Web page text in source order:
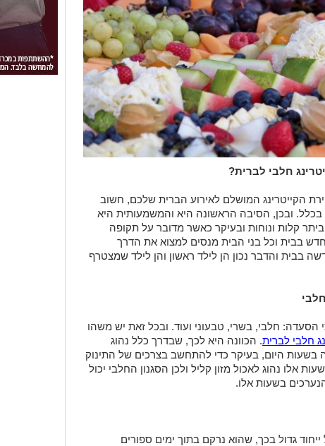
חלבי לברית?
הקייטרינג המושלם לאירוע הברית שלכם, חשוב
בכלל. ובכן, הסיבה הראשונה היא והמשמעותית היא
קלות ונוחות ובעיקר כאשר מדובר על תקופה
בבית וכל בני הבית מנסים למצוא את הדרך
בבית והדבר נכון הן לילד ראשון והן לילד שמצטרף
הסעדה: חלבי, בשרי, טבעוני ועוד. ובכל זאת יש משהו
חלבי לברית. הכוונה היא לכך, שבדרך כלל נהוג
בשעות היום, בעיקר כדי להתחשב בצרכים של התינוק
אלו נהוג לאכול מזון קליל ולכן הסגנון החלבי יכול
בשעות אלו.
גדול בכך, שהוא נרקם בתוך ימים ספורים